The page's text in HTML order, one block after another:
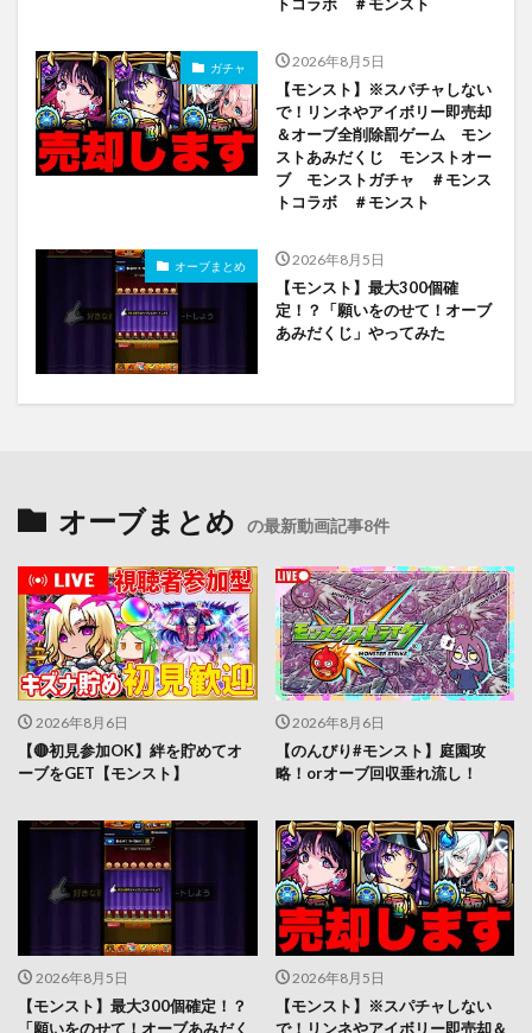
ガチャ 2026年8月5日
【モンスト】※スパチャしない
で！リンネやアイボリー即売却
＆オーブ全削除罰ゲーム モン
ストあみだくじ モンストオー
ブ モンストガチャ ＃モンス
トコラボ ＃モンスト
オーブまとめ 2026年8月5日
【モンスト】最大300個確
定！？「願いをのせて！オーブ
あみだくじ」やってみた
オーブまとめ の最新動画記事8件
2026年8月6日
【🔴初見参加OK】絆を貯めてオ
ーブをGET【モンスト】
2026年8月6日
【のんびり#モンスト】庭園攻
略！orオーブ回収垂れ流し！
2026年8月5日
【モンスト】最大300個確定！？
「願いをのせて！オーブあみだく
2026年8月5日
【モンスト】※スパチャしない
で！リンネやアイボリー即売却＆